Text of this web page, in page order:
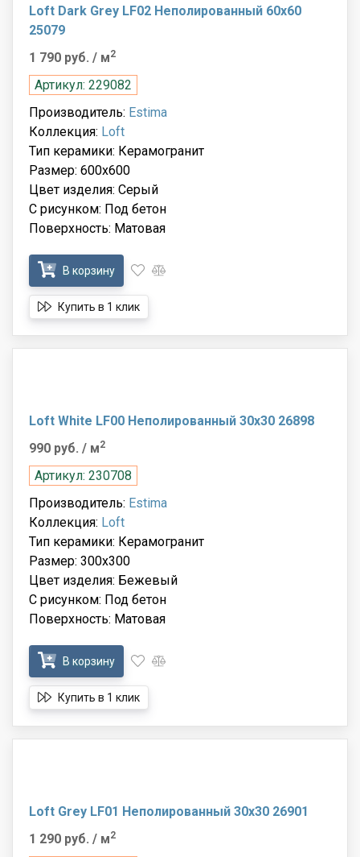
Loft Dark Grey LF02 Неполированный 60x60
25079
1 790 руб. / м2
Артикул: 229082
Производитель: Estima
Коллекция: Loft
Тип керамики: Керамогранит
Размер: 600x600
Цвет изделия: Серый
С рисунком: Под бетон
Поверхность: Матовая
В корзину
Купить в 1 клик
Loft White LF00 Неполированный 30x30 26898
990 руб. / м2
Артикул: 230708
Производитель: Estima
Коллекция: Loft
Тип керамики: Керамогранит
Размер: 300x300
Цвет изделия: Бежевый
С рисунком: Под бетон
Поверхность: Матовая
В корзину
Купить в 1 клик
Loft Grey LF01 Неполированный 30x30 26901
1 290 руб. / м2